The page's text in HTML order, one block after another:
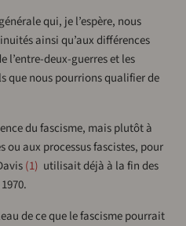
qui, je l’espère, nous
ainsi qu’aux différences
l’entre-deux-guerres et les
que nous pourrions qualifier de
du fascisme, mais plutôt à
ou aux processus fascistes, pour
1 utilisait déjà à la fin des
de ce que le fascisme pourrait